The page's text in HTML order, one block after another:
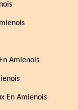
Amienois
En Amienois